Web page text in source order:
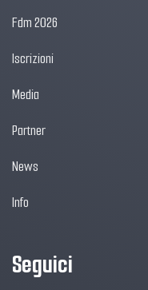
Fdm 2026
Iscrizioni
Media
Partner
News
Info
Seguici